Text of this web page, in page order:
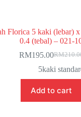
Florica 5 kaki (lebar)
0.4 (tebal) – 021-
RM
RM195.00
5kaki
Add to cart